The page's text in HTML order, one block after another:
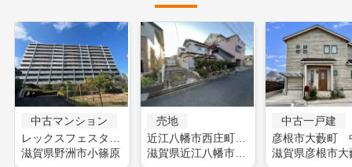
中古マンション
滋賀県野洲市小篠原
売地
近江八幡市西庄町 土地
滋賀県近江八幡市西庄町
中古一戸建
滋賀県彦根市大